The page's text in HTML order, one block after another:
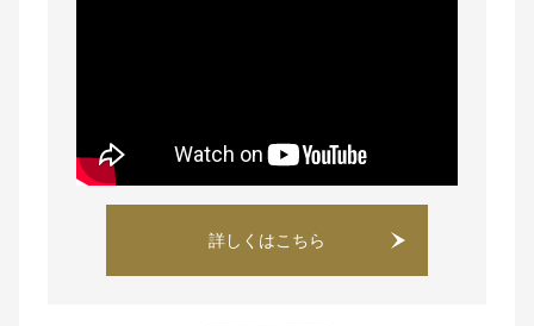
詳しくはこちら